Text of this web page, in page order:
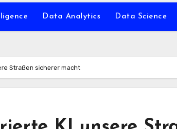
Data Analytics Data Science
Straßen sicherer macht